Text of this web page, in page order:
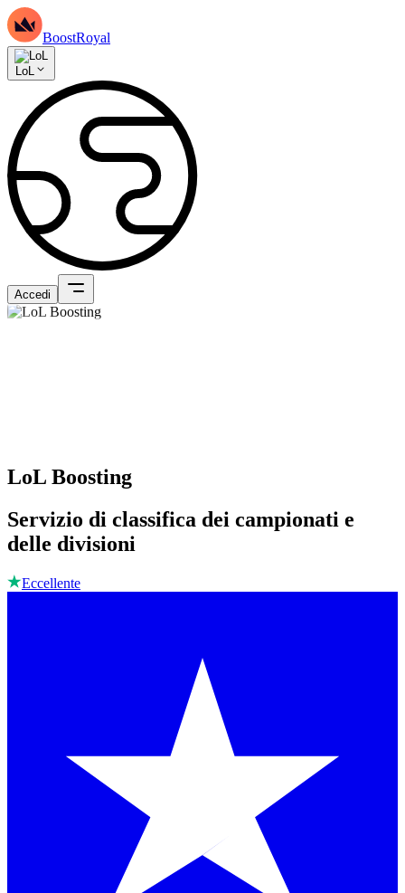
BoostRoyal
LoL
Accedi
LoL Boosting
Servizio di classifica dei campionati e
delle divisioni
Eccellente